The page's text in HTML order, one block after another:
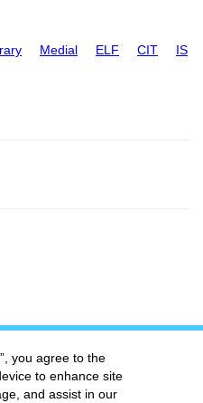
Medial ELF CIT IS
you agree to the
to enhance site
and assist in our